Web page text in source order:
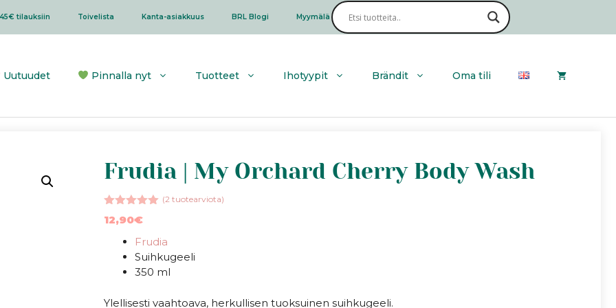
tilauksiin Toivelista Kanta-asiakkuus BRL Blogi Myymälä Haku
Uutuudet Pinnalla nyt Tuotteet Ihotyypit Brändit Oma tili
Frudia | My Orchard Cherry Body Wash
5.005:stä
(2tuotearviota)
12,90€
Frudia
Suihkugeeli
350 ml
Ylellisesti vaahtoava, herkullisen tuoksuinen suihkugeeli.